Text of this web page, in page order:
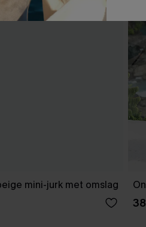
mini-jurk met omslag